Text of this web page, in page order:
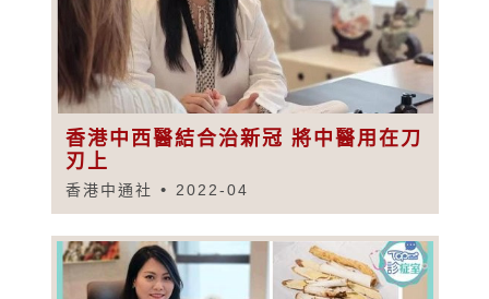
香港中西醫結合治新冠 將中醫用在刀
刃上
香港中通社 2022-04